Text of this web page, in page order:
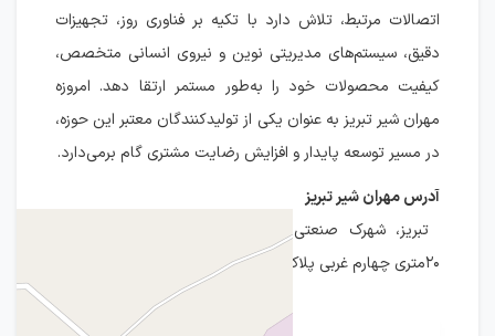
اتصالات مرتبط، تلاش دارد با تکیه بر فناوری روز، تجهیزات
دقیق، سیستم‌های مدیریتی نوین و نیروی انسانی متخصص،
کیفیت محصولات خود را به‌طور مستمر ارتقا دهد. امروزه
مهران شیر تبریز به عنوان یکی از تولیدکنندگان معتبر این حوزه،
در مسیر توسعه پایدار و افزایش رضایت مشتری گام برمی‌دارد.
آدرس مهران شیر تبریز
۲۰متری چهارم غربی پلاک ۶۰